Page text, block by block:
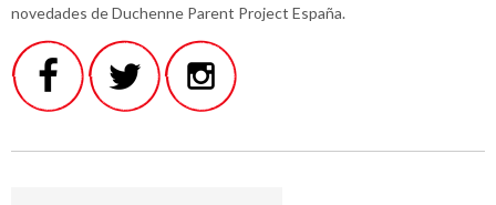
novedades de Duchenne Parent Project España.